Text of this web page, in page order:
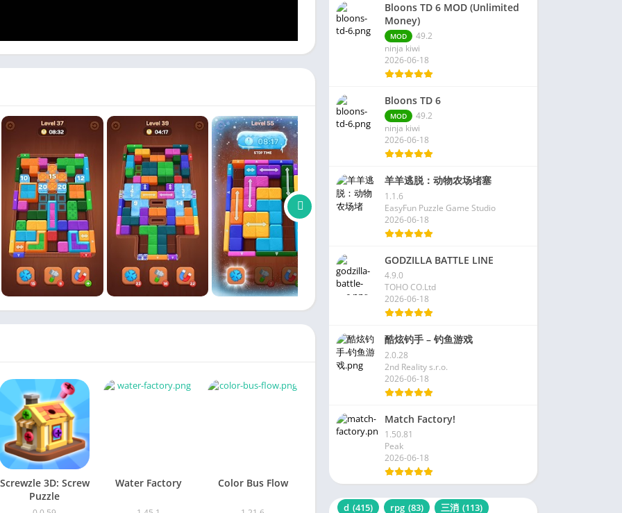
Screwzle 3D: Screw
Puzzle
Water Factory Color Bus Flow
Bloons TD 6 MOD (Unlimited
Money)
MOD
49.2
ninja kiwi
2026-06-18
Bloons TD 6
MOD
49.2
ninja kiwi
2026-06-18
羊羊逃脱：动物农场堵塞
1.1.6
EasyFun Puzzle Game Studio
2026-06-18
GODZILLA BATTLE LINE
4.9.0
TOHO CO.Ltd
2026-06-18
酷炫钓手 – 钓鱼游戏
2.0.28
2nd Reality s.r.o.
2026-06-18
Match Factory!
1.50.81
Peak
2026-06-18
d (415) rpg (83) 三消 (113)